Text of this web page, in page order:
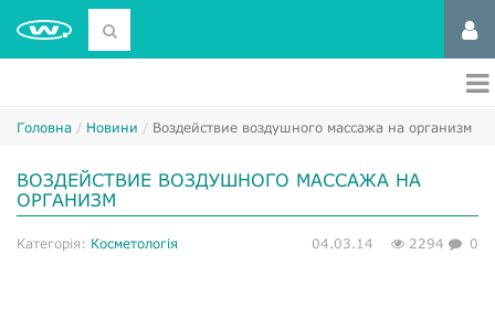
Головна Новини Воздействие воздушного массажа на организм
ВОЗДЕЙСТВИЕ ВОЗДУШНОГО МАССАЖА НА
ОРГАНИЗМ
Категорія: Косметологія 04.03.14 2294 0